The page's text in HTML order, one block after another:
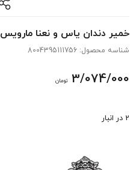
خمیر دندان یاس و نعنا مارویس
شناسه محصول: 8004395111756
3/074/000 تومان
2 در انبار